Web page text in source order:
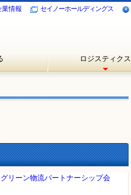
業情報 セイノーホールディングス
ロジスティクス
リーン物流パートナーシップ会